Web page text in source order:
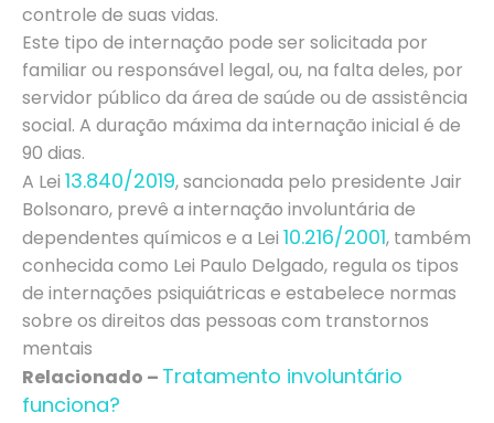
controle de suas vidas.
Este tipo de internação pode ser solicitada por
familiar ou responsável legal, ou, na falta deles, por
servidor público da área de saúde ou de assistência
social. A duração máxima da internação inicial é de
90 dias.
A Lei 13.840/2019, sancionada pelo presidente Jair
Bolsonaro, prevê a internação involuntária de
dependentes químicos e a Lei 10.216/2001, também
conhecida como Lei Paulo Delgado, regula os tipos
de internações psiquiátricas e estabelece normas
sobre os direitos das pessoas com transtornos
mentais
Relacionado – Tratamento involuntário
funciona?